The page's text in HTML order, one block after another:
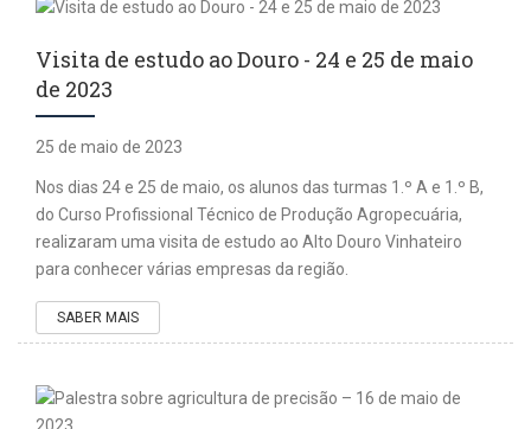
Visita de estudo ao Douro - 24 e 25 de maio
de 2023
25 de maio de 2023
Nos dias 24 e 25 de maio, os alunos das turmas 1.º A e 1.º B,
do Curso Profissional Técnico de Produção Agropecuária,
realizaram uma visita de estudo ao Alto Douro Vinhateiro
para conhecer várias empresas da região.
SABER MAIS